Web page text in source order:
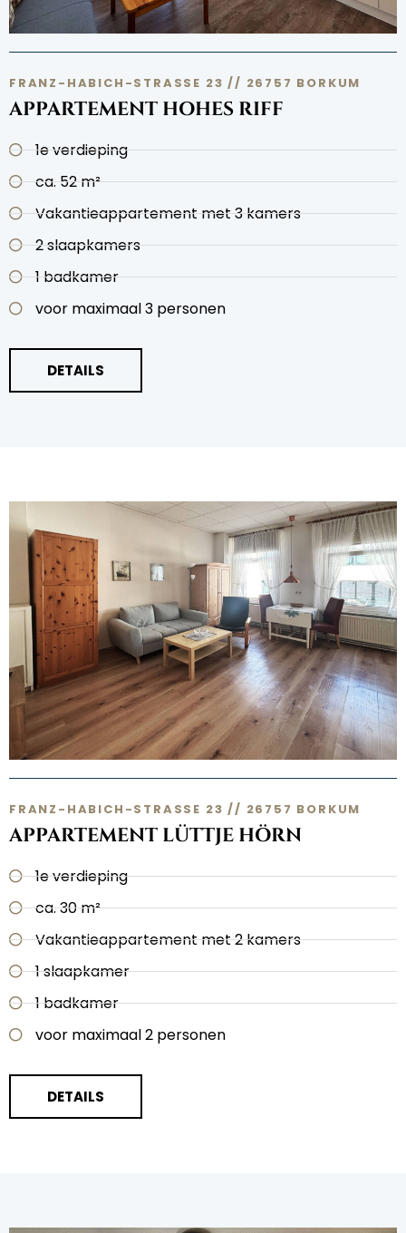
FRANZ-HABICH-STRASSE 23 // 26757 BORKUM
APPARTEMENT HOHES RIFF
1e verdieping
ca. 52 m²
Vakantieappartement met 3 kamers
2 slaapkamers
1 badkamer
voor maximaal 3 personen
DETAILS
FRANZ-HABICH-STRASSE 23 // 26757 BORKUM
APPARTEMENT LÜTTJE HÖRN
1e verdieping
ca. 30 m²
Vakantieappartement met 2 kamers
1 slaapkamer
1 badkamer
voor maximaal 2 personen
DETAILS